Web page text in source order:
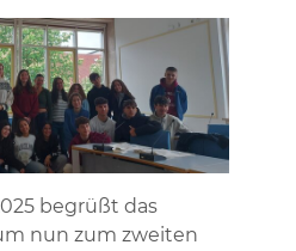
begrüßt das
nun zum zweiten